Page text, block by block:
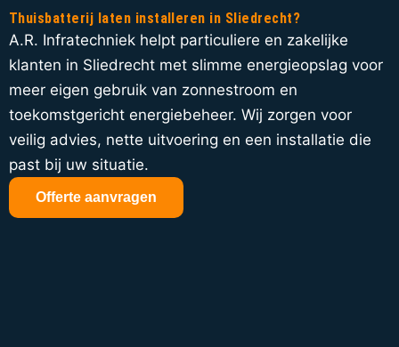
Thuisbatterij laten installeren in Sliedrecht?
A.R. Infratechniek helpt particuliere en zakelijke
klanten in Sliedrecht met slimme energieopslag voor
meer eigen gebruik van zonnestroom en
toekomstgericht energiebeheer. Wij zorgen voor
veilig advies, nette uitvoering en een installatie die
past bij uw situatie.
Offerte aanvragen